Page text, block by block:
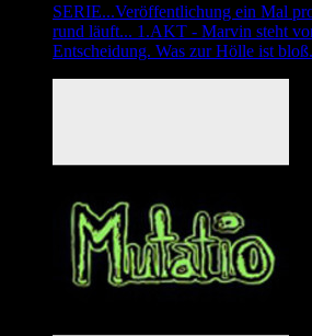
SERIE...Veröffentlichung ein Mal
rund läuft... 1.AKT - Marvin steht
Entscheidung. Was zur Hölle ist